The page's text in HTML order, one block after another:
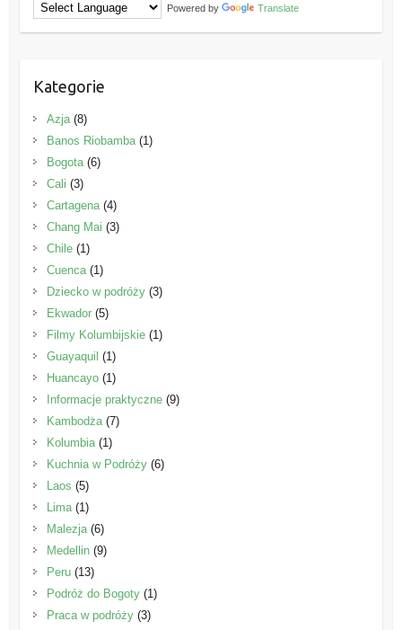
Powered by Translate
Kategorie
Azja(8)
Banos Riobamba(1)
Bogota(6)
Cali (3)
Cartagena(4)
Chang Mai (3)
Chile(1)
Cuenca(1)
Dziecko w podróży(3)
Ekwador(5)
Filmy Kolumbijskie(1)
Guayaquil (1)
Huancayo(1)
Informacje praktyczne(9)
Kambodża(7)
Kolumbia(1)
Kuchnia w Podróży(6)
Laos (5)
Lima(1)
Malezja(6)
Medellin(9)
Peru(13)
Podróż do Bogoty(1)
Praca w podróży(3)